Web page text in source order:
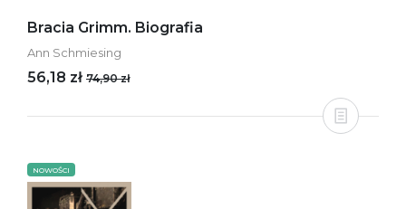
Bracia Grimm. Biografia
Ann Schmiesing
56,18 zł 74,90 zł
NOWOŚCI